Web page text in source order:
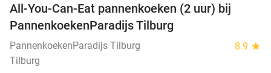
All-You-Can-Eat pannenkoeken (2 uur) bij
PannenkoekenParadijs Tilburg
PannenkoekenParadijs Tilburg 8.9 star
Tilburg